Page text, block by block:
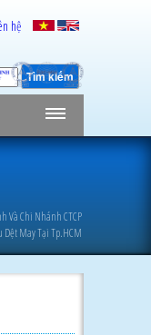
hệ
Và Chi Nhánh CTCP
May Tại Tp.HCM